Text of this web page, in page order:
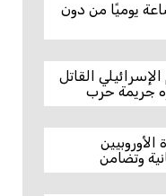
خمسة أشهر، عملتُ 14 ساعة يوميًا من دون
القاتل
جريمة حرب
وتضامن